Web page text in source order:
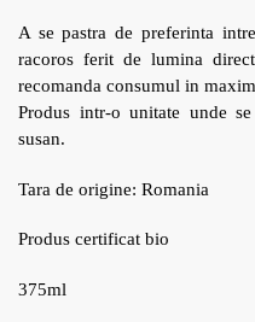
A se pastra de preferinta
racoros ferit de lumina
recomanda consumul in
Produs intr-o unitate unde
susan.
Tara de origine: Romania
Produs certificat bio
375ml